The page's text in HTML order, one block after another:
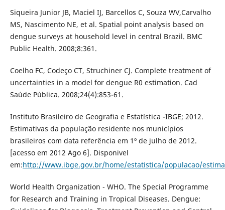
Siqueira Junior JB, Maciel IJ, Barcellos C, Souza WV,Carvalho
MS, Nascimento NE, et al. Spatial point analysis based on
dengue surveys at household level in central Brazil. BMC
Public Health. 2008;8:361.
Coelho FC, Codeço CT, Struchiner CJ. Complete treatment of
uncertainties in a model for dengue R0 estimation. Cad
Saúde Pública. 2008;24(4):853-61.
Instituto Brasileiro de Geografia e Estatística -IBGE; 2012.
Estimativas da população residente nos municípios
brasileiros com data referência em 1º de julho de 2012.
[acesso em 2012 Ago 6]. Disponivel
em:http://www.ibge.gov.br/home/estatistica/populacao/
World Health Organization - WHO. The Special Programme
for Research and Training in Tropical Diseases. Dengue: